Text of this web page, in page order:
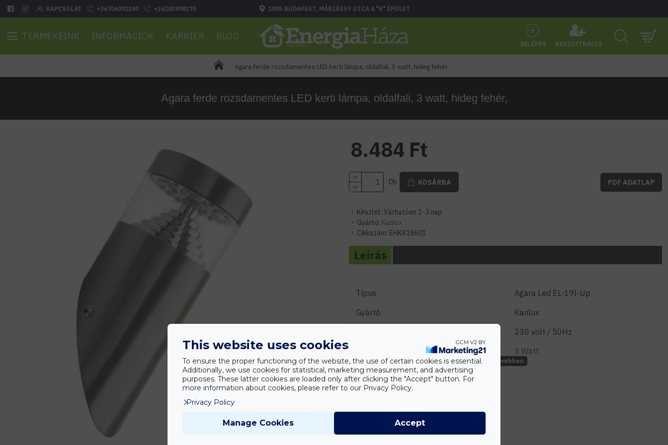
KAPCSOLAT +36706092300 +36203898170 1095.BUDAPEST, MÁRIÁSSY UTCA 4 "K" ÉPÜLET
TERMÉKEINK INFORMÁCIÓK KARRIER BLOG
BELÉPÉS REGISZTRÁCIÓ
Agara ferde rozsdamentes LED kerti lámpa, oldalfali, 3 watt, hideg fehér,
Agara ferde rozsdamentes LED kerti lámpa, oldalfali, 3 watt, hideg fehér,
Készlet: Várhatóan 1-3 nap
Gyártó: Kanlux
Cikkszám: EHKX18601
8.484 Ft
Db KOSÁRBA PDF ADATLAP
Leírás
Típus
Agara Led EL-19l-Up
Gyártó
Kanlux
230 volt / 50Hz
3 Watt
Fényforrás fajtája
Színhőmérséklet
Vezeték keresztmetszete
Élettartam
This website uses cookies
To ensure the proper functioning of the website, the use of certain cookies is essential.
Additionally, we use cookies for statistical, marketing measurement, and advertising
purposes. These latter cookies are loaded only after clicking the "Accept" button. For
more information about cookies, please refer to our Privacy Policy.
Privacy Policy
Manage Cookies Accept